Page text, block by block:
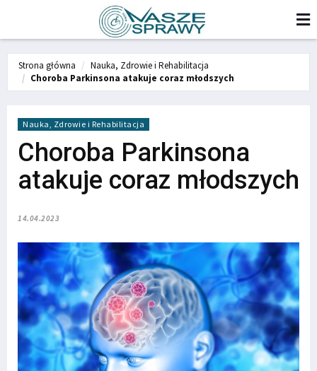
Strona główna
Nauka, Zdrowie i Rehabilitacja
Choroba Parkinsona atakuje coraz młodszych
Nauka, Zdrowie i Rehabilitacja
Choroba Parkinsona
atakuje coraz młodszych
14.04.2023